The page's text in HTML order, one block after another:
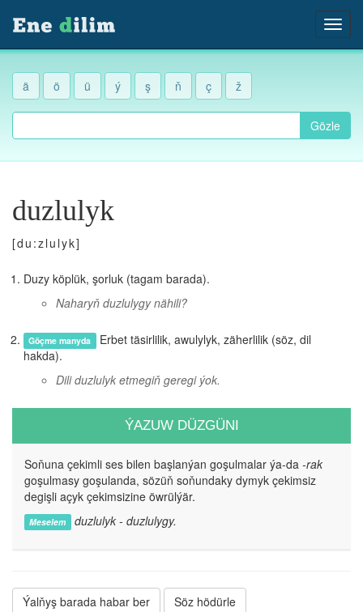
ä ö ü ý ş ň ç ž
Gözle
duzlulyk
[du:zlulyk]
Duzy köplük, şorluk (tagam barada).
Naharyň duzlulygy nähili?
Göçme manyda Erbet täsirlilik, awulylyk, zäherlilik (söz, dil
hakda).
Dili duzlulyk etmegiň geregi ýok.
ÝAZUW DÜZGÜNI
Soňuna çekimli ses bilen başlanýan goşulmalar ýa-da -rak
goşulmasy goşulanda, sözüň soňundaky dymyk çekimsiz
degişli açyk çekimsizine öwrülýär.
Meselem duzlulyk - duzlulygy.
Ýalňyş barada habar ber Söz hödürle